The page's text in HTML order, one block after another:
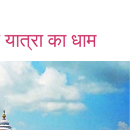
का धाम